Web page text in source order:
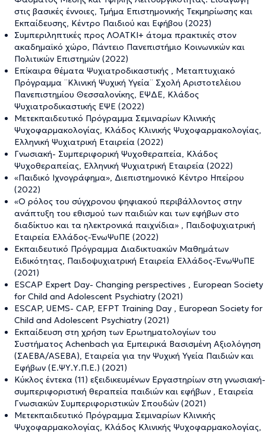
στις βασικές έννοιες, Τμήμα Επιστημονικής Τεκμηρίωσης και
Εκπαίδευσης, Κέντρο Παιδιού και Εφήβου (2023)
Συμπεριληπτικές προς ΛΟΑΤΚΙ+ άτομα πρακτικές στον
ακαδημαϊκό χώρο, Πάντειο Πανεπιστήμιο Κοινωνικών και
Πολιτικών Επιστημών (2022)
Επίκαιρα θέματα Ψυχιατροδικαστικής , Μεταπτυχιακό
Πρόγραμμα ¨Κλινική Ψυχική Υγεία¨ Σχολή Αριστοτελέιου
Πανεπιστημίου Θεσσαλονίκης, ΕΨΔΕ, Κλάδος
Ψυχιατροδικαστικής ΕΨΕ (2022)
Μετεκπαιδευτικό Πρόγραμμα Σεμιναρίων Κλινικής
Ψυχοφαρμακολογίας, Κλάδος Κλινικής Ψυχοφαρμακολογίας,
Ελληνική Ψυχιατρική Εταιρεία (2022)
Γνωσιακή- Συμπεριφορική Ψυχοθεραπεία, Κλάδος
Ψυχοθεραπείας, Ελληνική Ψυχιατρική Εταιρεία (2022)
«Παιδικό Ιχνογράφημα», Διεπιστημονικό Κέντρο Ηπείρου
(2022)
«Ο ρόλος του σύγχρονου ψηφιακού περιβάλλοντος στην
ανάπτυξη του εθισμού των παιδιών και των εφήβων στο
διαδίκτυο και τα ηλεκτρονικά παιχνίδια» , Παιδοψυχιατρική
Εταιρεία Ελλάδος-ΈνωΨυΠΕ (2022)
Εκπαιδευτικό Πρόγραμμα Διαδικτυακών Μαθημάτων
Ειδικότητας, Παιδοψυχιατρική Εταιρεία Ελλάδος-ΈνωΨυΠΕ
(2021)
ESCAP Expert Day- Changing perspectives , European Society
for Child and Adolescent Psychiatry (2021)
ESCAP, UEMS- CAP, EFPT Training Day , European Society for
Child and Adolescent Psychiatry (2021)
Εκπαίδευση στη χρήση των Ερωτηματολογίων του
Συστήματος Achenbach για Εμπειρικά Βασισμένη Αξιολόγηση
(ΣΑΕΒΑ/ASEBA), Εταιρεία για την Ψυχική Υγεία Παιδιών και
Εφήβων (Ε.ΨΥ.Υ.Π.Ε.) (2021)
Κύκλος έντεκα (11) εξειδικευμένων Εργαστηρίων στη γνωσιακή-
συμπεριφοριστική θεραπεία παιδιών και εφήβων , Εταιρεία
Γνωσιακών Συμπεριφοριστικών Σπουδών (2021)
Μετεκπαιδευτικό Πρόγραμμα Σεμιναρίων Κλινικής
Ψυχοφαρμακολογίας, Κλάδος Κλινικής Ψυχοφαρμακολογίας,